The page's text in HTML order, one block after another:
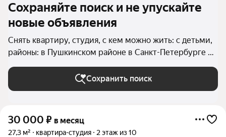
Сохраняйте поиск и не упускайте
новые объявления
Снять квартиру, студия, с кем можно жить: с детьми,
районы: в Пушкинском районе в Санкт-Петербурге и
ЛО
Сохранить поиск
30 000 ₽ в месяц
27,3 м² квартира-студия 2 этаж из 10